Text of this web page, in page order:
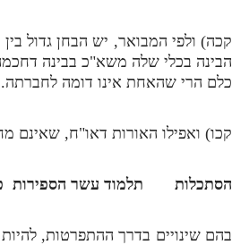
קכה) ולפי המבואר, יש הבחן גדול
הבינה בכלי שלה משא"כ בבינה
כלם הרי שהאחת אינו דומה לחברתה.
קכו) ואפילו האורות דאו"ח, שאינם
הסתכלות תלמוד עשר
בהם שינויים בדרך ההתפרטות,